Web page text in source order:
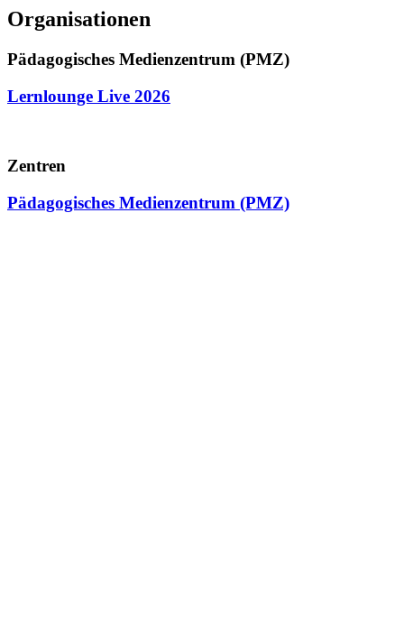
Organisationen
Pädagogisches Medienzentrum (PMZ)
Lernlounge Live 2026
Zentren
Pädagogisches Medienzentrum (PMZ)